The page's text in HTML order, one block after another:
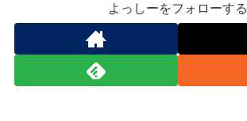
よっしーをフォローする